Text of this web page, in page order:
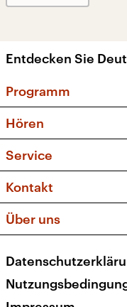
Entdecken Sie
Programm
Sendungen
Musikliste
Kakadu – Das
Hören
Frequenzen
Service
FAQ
Apps
Newsletter
Kontakt
Social Media
Über uns
Presse
Karriere